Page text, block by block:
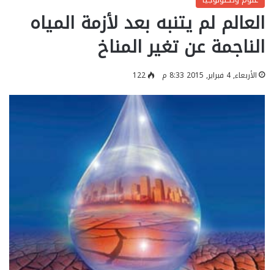
‬العالم لم يتنبه بعد لأزمة المياه
الناجمة عن تغير المناخ
الأربعاء, 4 فبراير, 2015 8:33 م 122